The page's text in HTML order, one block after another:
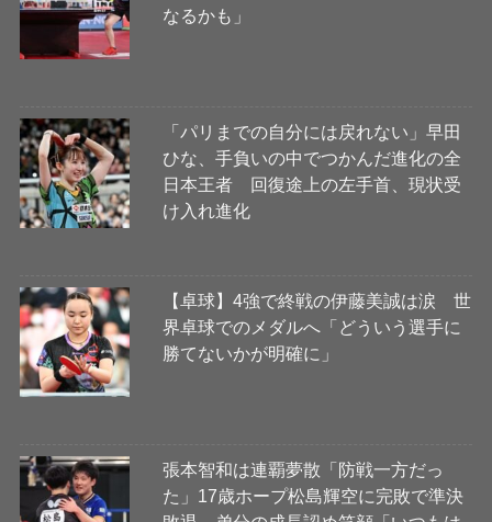
なるかも」
「パリまでの自分には戻れない」早田
ひな、手負いの中でつかんだ進化の全
日本王者 回復途上の左手首、現状受
け入れ進化
【卓球】4強で終戦の伊藤美誠は涙 世
界卓球でのメダルへ「どういう選手に
勝てないかが明確に」
張本智和は連覇夢散「防戦一方だっ
た」17歳ホープ松島輝空に完敗で準決